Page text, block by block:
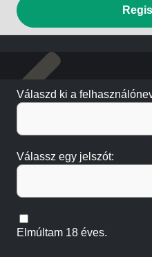
Válaszd ki a
Válassz egy jelszót:
Elmúltam 18 éves.